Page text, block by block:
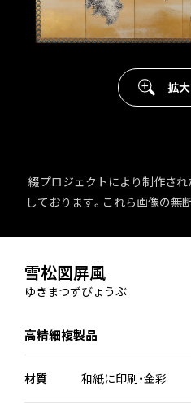
拡
綴プロジェクトにより制作さ
しております。これら画像の無
雪松図屏風
ゆきまつずびょうぶ
高精細複製品
材質 和紙に印刷・金彩